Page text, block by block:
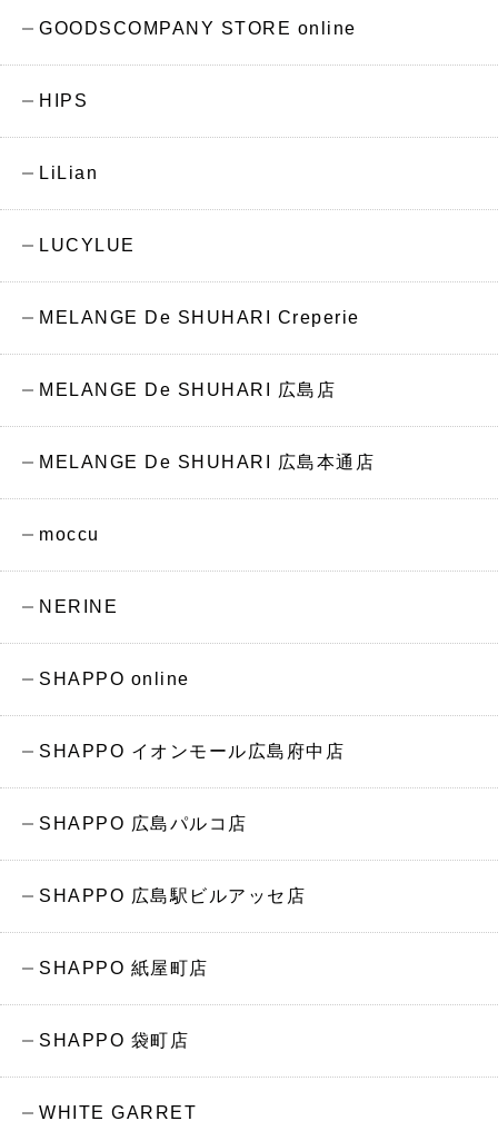
GOODSCOMPANY STORE online
HIPS
LiLian
LUCYLUE
MELANGE De SHUHARI Creperie
MELANGE De SHUHARI 広島店
MELANGE De SHUHARI 広島本通店
moccu
NERINE
SHAPPO online
SHAPPO イオンモール広島府中店
SHAPPO 広島パルコ店
SHAPPO 広島駅ビルアッセ店
SHAPPO 紙屋町店
SHAPPO 袋町店
WHITE GARRET